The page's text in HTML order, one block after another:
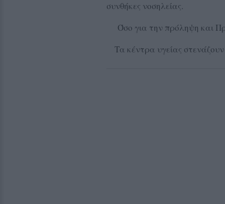
συνθήκες νοσηλείας.
Όσο για την πρόληψη και
Τα κέντρα υγείας στενάζουν